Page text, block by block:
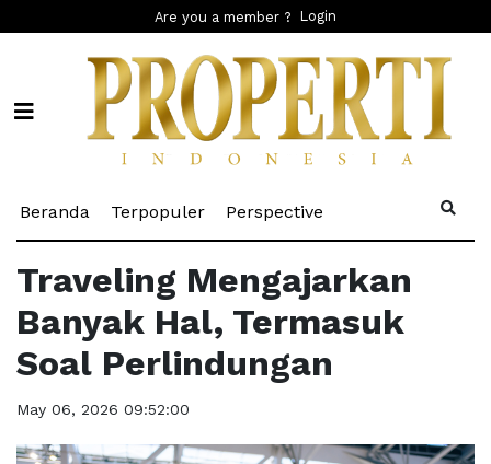
Are you a member ? Login
Beranda (current)
Terpopuler(current)
Perspective
Traveling Mengajarkan
Banyak Hal, Termasuk
Soal Perlindungan
May 06, 2026 09:52:00